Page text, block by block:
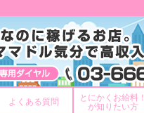
よくある質問
とにかくお給料！
が知りたい方